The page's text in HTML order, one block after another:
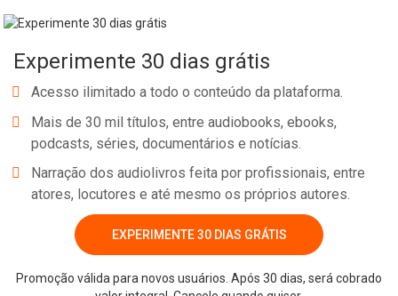
Experimente 30 dias grátis
Acesso ilimitado a todo o conteúdo da plataforma.
Mais de 30 mil títulos, entre audiobooks, ebooks,
podcasts, séries, documentários e notícias.
Narração dos audiolivros feita por profissionais, entre
atores, locutores e até mesmo os próprios autores.
EXPERIMENTE 30 DIAS GRÁTIS
Promoção válida para novos usuários. Após 30 dias, será cobrado